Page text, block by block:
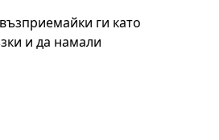
ги като
и да намали